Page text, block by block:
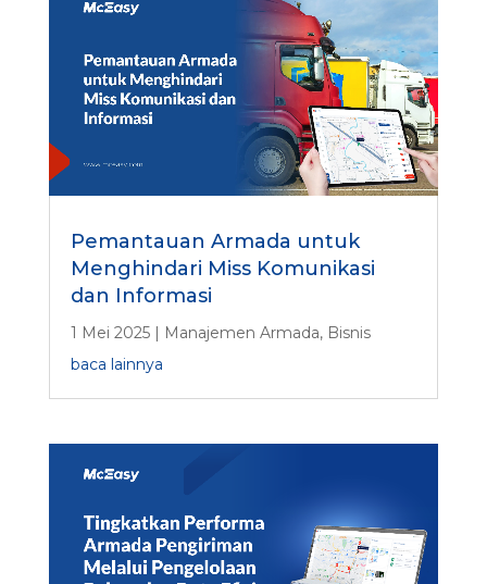
Pemantauan Armada untuk
Menghindari Miss Komunikasi
dan Informasi
1 Mei 2025| Manajemen Armada, Bisnis
baca lainnya